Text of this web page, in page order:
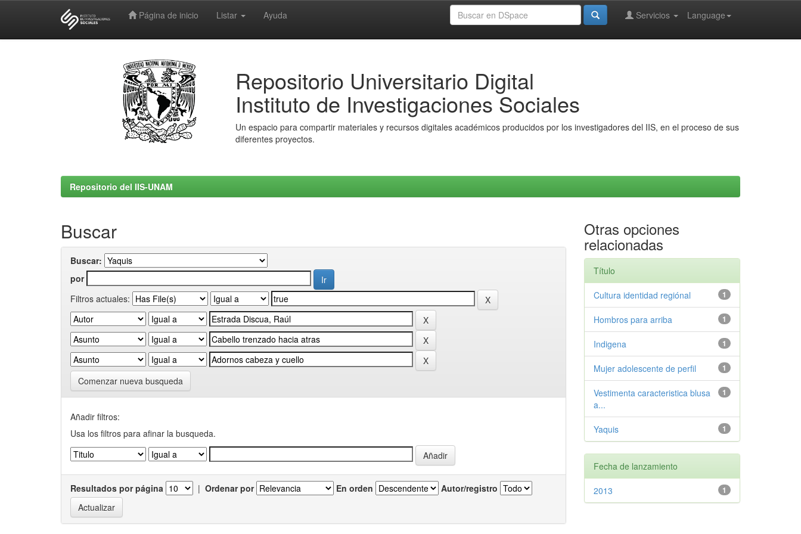
Página de inicio Listar Ayuda Language
Servicios
Repositorio Universitario Digital
Instituto de Investigaciones Sociales
Un espacio para compartir materiales y recursos digitales académicos producidos por los investigadores del IIS, en el proceso de sus
diferentes proyectos.
Repositorio del IIS-UNAM
Buscar
Buscar:
por
Filtros actuales:
Comenzar nueva busqueda
Añadir filtros:
Usa los filtros para afinar la busqueda.
Resultados por página | Ordenar por En orden Autor/registro
Otras opciones
relacionadas
Título
1
Cultura identidad regiónal
1
Hombros para arriba
1
Indigena
1
Mujer adolescente de perfil
1
Vestimenta caracteristica blusa
a...
1
Yaquis
Fecha de lanzamiento
1
2013